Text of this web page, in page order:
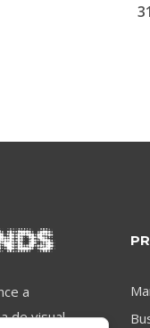
a
de visual